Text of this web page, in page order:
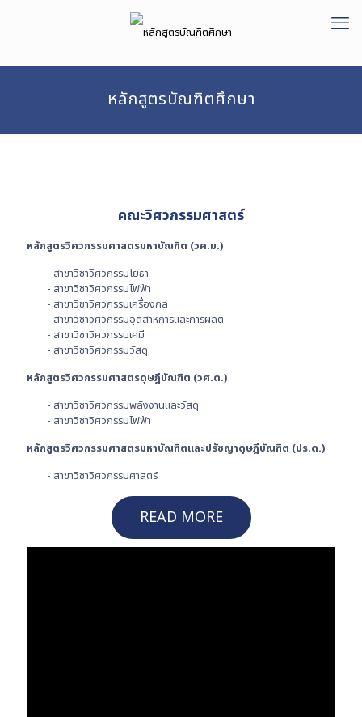
หลักสูตรบัณฑิตศึกษา
คณะวิศวกรรมศาสตร์
หลักสูตรวิศวกรรมศาสตรมหาบัณฑิต (วศ.ม.)
- สาขาวิชาวิศวกรรมโยธา
- สาขาวิชาวิศวกรรมไฟฟ้า
- สาขาวิชาวิศวกรรมเครื่องกล
- สาขาวิชาวิศวกรรมอุตสาหการและการผลิต
- สาขาวิชาวิศวกรรมเคมี
- สาขาวิชาวิศวกรรมวัสดุ
หลักสูตรวิศวกรรมศาสตรดุษฎีบัณฑิต (วศ.ด.)
- สาขาวิชาวิศวกรรมพลังงานและวัสดุ
- สาขาวิชาวิศวกรรมไฟฟ้า
หลักสูตรวิศวกรรมศาสตรมหาบัณฑิตและปรัชญาดุษฎีบัณฑิต (ปร.ด.)
- สาขาวิชาวิศวกรรมศาสตร์
READ MORE